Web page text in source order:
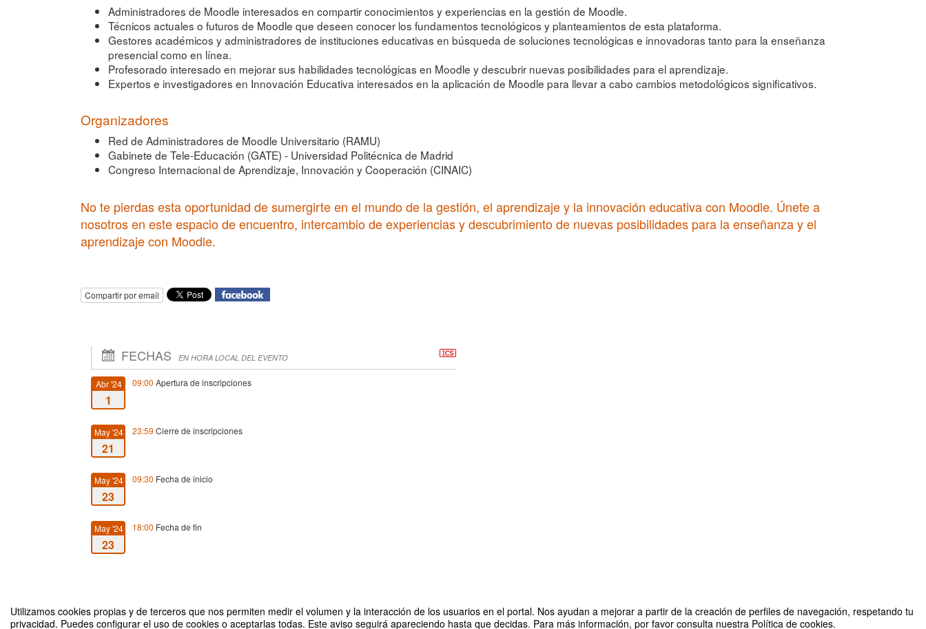
Utilizamos cookies propias y de terceros que nos permiten medir el volumen y la interacción de los usuarios en el portal. Nos ayudan a mejorar a partir de la creación de perfiles de navegación, respetando tu
privacidad. Puedes configurar el uso de cookies o aceptarlas todas. Este aviso seguirá apareciendo hasta que decidas. Para más información, por favor consulta nuestra Política de cookies.
Administradores de Moodle interesados en compartir conocimientos y experiencias en la gestión de Moodle.
Técnicos actuales o futuros de Moodle que deseen conocer los fundamentos tecnológicos y planteamientos de esta plataforma.
Gestores académicos y administradores de instituciones educativas en búsqueda de soluciones tecnológicas e innovadoras tanto para la enseñanza
presencial como en línea.
Profesorado interesado en mejorar sus habilidades tecnológicas en Moodle y descubrir nuevas posibilidades para el aprendizaje.
Expertos e investigadores en Innovación Educativa interesados en la aplicación de Moodle para llevar a cabo cambios metodológicos significativos.
Organizadores
Red de Administradores de Moodle Universitario (RAMU)
Gabinete de Tele-Educación (GATE) - Universidad Politécnica de Madrid
Congreso Internacional de Aprendizaje, Innovación y Cooperación (CINAIC)
No te pierdas esta oportunidad de sumergirte en el mundo de la gestión, el aprendizaje y la innovación educativa con Moodle. Únete a
nosotros en este espacio de encuentro, intercambio de experiencias y descubrimiento de nuevas posibilidades para la enseñanza y el
aprendizaje con Moodle.
Compartir por email
FECHAS EN HORA LOCAL DEL EVENTO
Abr '24
1
09:00 Apertura de inscripciones
May '24
21
23:59 Cierre de inscripciones
May '24
23
09:30 Fecha de inicio
May '24
23
18:00 Fecha de fin
I Jornada RAMU. Innovación en educación con Moodle Organizado por RAMU-GATE-CINAIC